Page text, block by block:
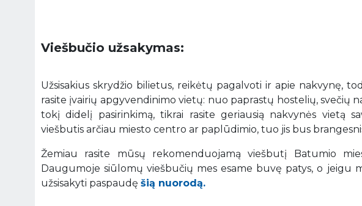
Viešbučio užsakymas:
Užsisakius skrydžio bilietus, reikėtų pagalvoti ir apie nakvynę,
rasite įvairių apgyvendinimo vietų: nuo paprastų hostelių, svečių
tokį didelį pasirinkimą, tikrai rasite geriausią nakvynės vietą
viešbutis arčiau miesto centro ar paplūdimio, tuo jis bus
Žemiau rasite mūsų rekomenduojamą viešbutį Batumio
Daugumoje siūlomų viešbučių mes esame buvę patys, o jeigu
užsisakyti paspaudę šią nuorodą.